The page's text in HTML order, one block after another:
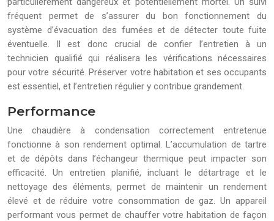
fréquent permet de s’assurer du bon fonctionnement du
système d’évacuation des fumées et de détecter toute fuite
éventuelle. Il est donc crucial de confier l’entretien à un
technicien qualifié qui réalisera les vérifications nécessaires
pour votre sécurité. Préserver votre habitation et ses occupants
est essentiel, et l’entretien régulier y contribue grandement.
Performance
Une chaudière à condensation correctement entretenue
fonctionne à son rendement optimal. L’accumulation de tartre
et de dépôts dans l’échangeur thermique peut impacter son
efficacité. Un entretien planifié, incluant le détartrage et le
nettoyage des éléments, permet de maintenir un rendement
élevé et de réduire votre consommation de gaz. Un appareil
performant vous permet de chauffer votre habitation de façon